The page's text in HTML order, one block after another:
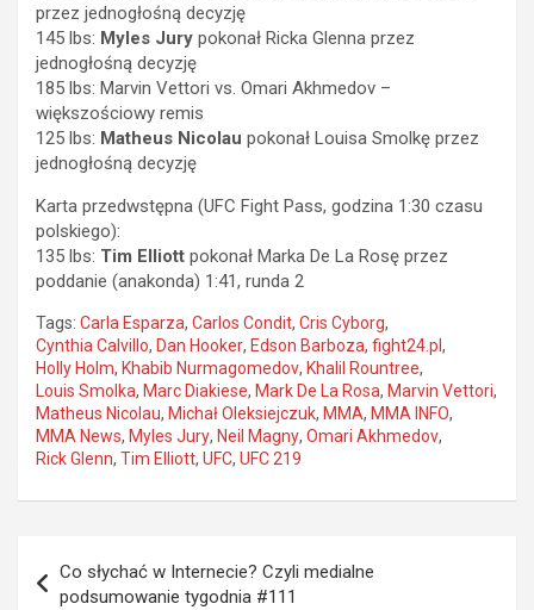
przez jednogłośną decyzję
145 lbs: Myles Jury pokonał Ricka Glenna przez
jednogłośną decyzję
185 lbs: Marvin Vettori vs. Omari Akhmedov –
większościowy remis
125 lbs: Matheus Nicolau pokonał Louisa Smolkę przez
jednogłośną decyzję
Karta przedwstępna (UFC Fight Pass, godzina 1:30 czasu
polskiego):
135 lbs: Tim Elliott pokonał Marka De La Rosę przez
poddanie (anakonda) 1:41, runda 2
Tags: Carla Esparza, Carlos Condit, Cris Cyborg,
Cynthia Calvillo, Dan Hooker, Edson Barboza, fight24.pl ,
Holly Holm, Khabib Nurmagomedov, Khalil Rountree,
Louis Smolka, Marc Diakiese, Mark De La Rosa, Marvin Vettori,
Matheus Nicolau, Michał Oleksiejczuk, MMA, MMA INFO,
MMA News, Myles Jury, Neil Magny, Omari Akhmedov,
Rick Glenn, Tim Elliott, UFC, UFC 219
wpisu
Co słychać w Internecie? Czyli medialne
podsumowanie tygodnia #111